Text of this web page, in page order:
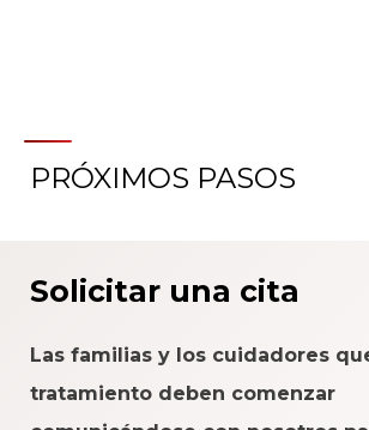
Acerca del Sistema de
del Paciente
PRÓXIMOS PASOS
Solicitar una cita
Las familias y los cuidadores
tratamiento deben comenzar